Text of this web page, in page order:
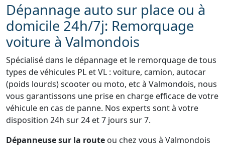
Dépannage auto sur place ou à
domicile 24h/7j: Remorquage
voiture à Valmondois
Spécialisé dans le dépannage et le remorquage de tous
types de véhicules PL et VL : voiture, camion, autocar
(poids lourds) scooter ou moto, etc à Valmondois, nous
vous garantissons une prise en charge efficace de votre
véhicule en cas de panne. Nos experts sont à votre
disposition 24h sur 24 et 7 jours sur 7.
Dépanneuse sur la route ou chez vous à Valmondois